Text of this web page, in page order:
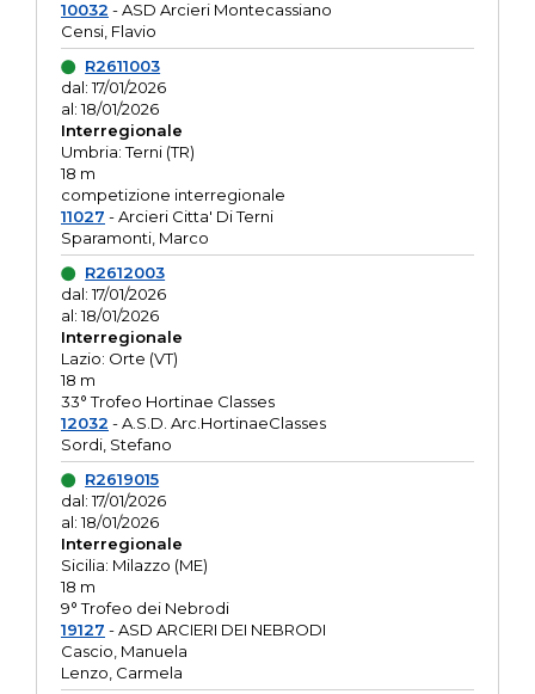
10032 - ASD Arcieri Montecassiano
Censi, Flavio
R2611003
dal: 17/01/2026
al: 18/01/2026
Interregionale
Umbria: Terni (TR)
18 m
competizione interregionale
11027 - Arcieri Citta' Di Terni
Sparamonti, Marco
R2612003
dal: 17/01/2026
al: 18/01/2026
Interregionale
Lazio: Orte (VT)
18 m
33° Trofeo Hortinae Classes
12032 - A.S.D. Arc.HortinaeClasses
Sordi, Stefano
R2619015
dal: 17/01/2026
al: 18/01/2026
Interregionale
Sicilia: Milazzo (ME)
18 m
9° Trofeo dei Nebrodi
19127 - ASD ARCIERI DEI NEBRODI
Cascio, Manuela
Lenzo, Carmela